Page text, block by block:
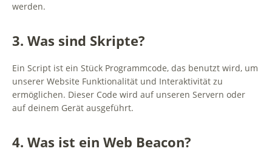
werden.
3. Was sind Skripte?
Ein Script ist ein Stück Programmcode, das benutzt wird, um
unserer Website Funktionalität und Interaktivität zu
ermöglichen. Dieser Code wird auf unseren Servern oder
auf deinem Gerät ausgeführt.
4. Was ist ein Web Beacon?